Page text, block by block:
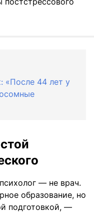
«После 44 лет у
— не врач.
образование, но
подготовкой, —